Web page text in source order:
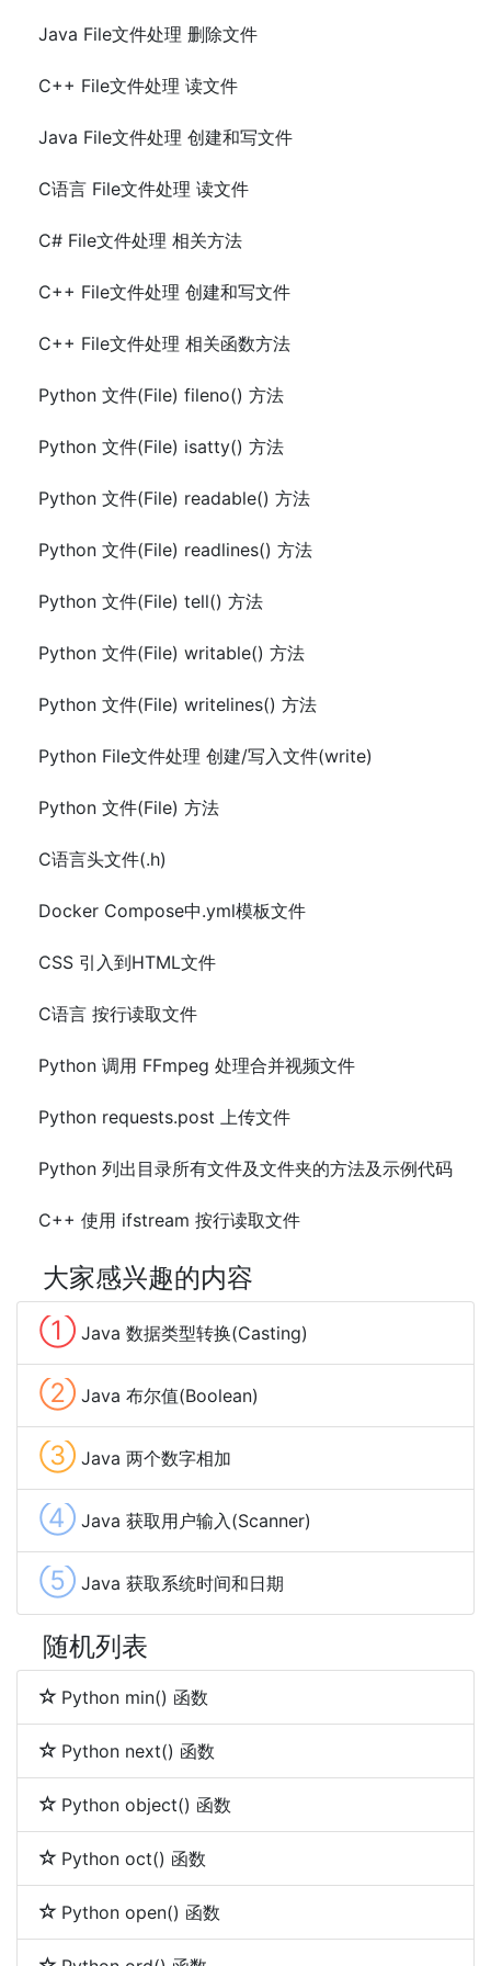
Java File文件处理 删除文件
C++ File文件处理 读文件
Java File文件处理 创建和写文件
C语言 File文件处理 读文件
C# File文件处理 相关方法
C++ File文件处理 创建和写文件
C++ File文件处理 相关函数方法
Python 文件(File) fileno() 方法
Python 文件(File) isatty() 方法
Python 文件(File) readable() 方法
Python 文件(File) readlines() 方法
Python 文件(File) tell() 方法
Python 文件(File) writable() 方法
Python 文件(File) writelines() 方法
Python File文件处理 创建/写入文件(write)
Python 文件(File) 方法
C语言头文件(.h)
Docker Compose中.yml模板文件
CSS 引入到HTML文件
C语言 按行读取文件
Python 调用 FFmpeg 处理合并视频文件
Python requests.post 上传文件
Python 列出目录所有文件及文件夹的方法及示例代码
C++ 使用 ifstream 按行读取文件
大家感兴趣的内容
① Java 数据类型转换(Casting)
② Java 布尔值(Boolean)
③ Java 两个数字相加
④ Java 获取用户输入(Scanner)
⑤ Java 获取系统时间和日期
随机列表
Python min() 函数
Python next() 函数
Python object() 函数
Python oct() 函数
Python open() 函数